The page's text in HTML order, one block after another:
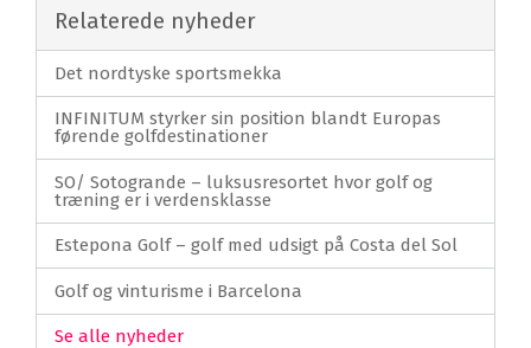
Relaterede nyheder
Det nordtyske sportsmekka
INFINITUM styrker sin position blandt Europas
førende golfdestinationer
SO/ Sotogrande – luksusresortet hvor golf og
træning er i verdensklasse
Estepona Golf – golf med udsigt på Costa del Sol
Golf og vinturisme i Barcelona
Se alle nyheder